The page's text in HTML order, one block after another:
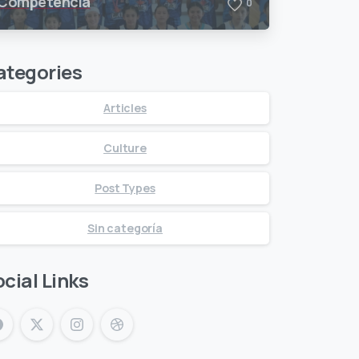
0
Articles
Culture
Post Types
Sin categoría
Links